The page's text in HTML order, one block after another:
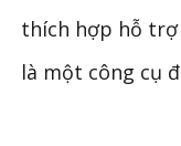
thích hợp hỗ trợ
là một công cụ